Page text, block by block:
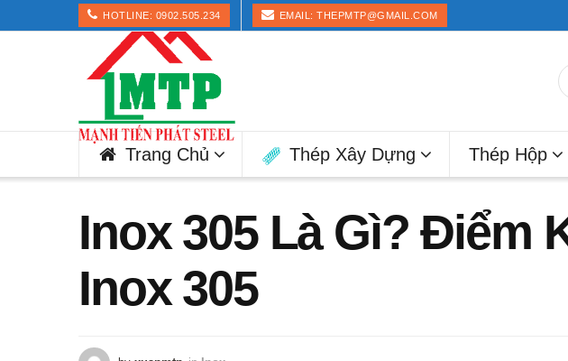
HOTLINE: 0902.505.234 EMAIL: THEPMTP@GMAIL.COM
Trang Chủ Thép Xây Dựng Thép Hộp
Inox 305 Là Gì? Điểm
Inox 305